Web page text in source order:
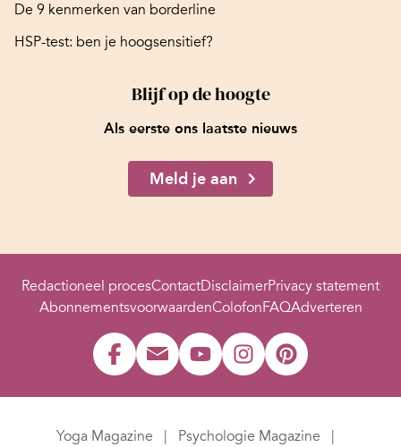
De 9 kenmerken van borderline
HSP-test: ben je hoogsensitief?
Blijf op de hoogte
Als eerste ons laatste nieuws
Meld je aan
Redactioneel procesContactDisclaimerPrivacy statement
AbonnementsvoorwaardenColofonFAQAdverteren
Yoga Magazine
Psychologie Magazine